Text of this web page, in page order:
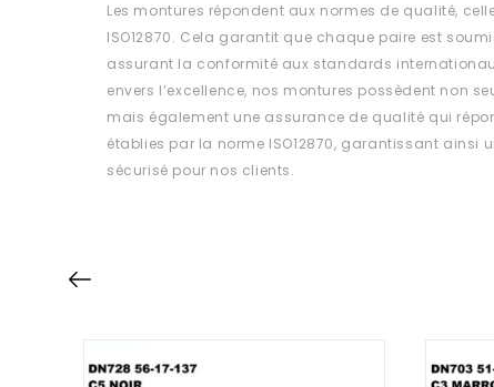
Les montures répondent aux normes de qualité,
ISO12870. Cela garantit que chaque paire est
assurant la conformité aux standards
envers l’excellence, nos montures possèdent non
mais également une assurance de qualité qui
établies par la norme ISO12870, garantissant ainsi
sécurisé pour nos clients.